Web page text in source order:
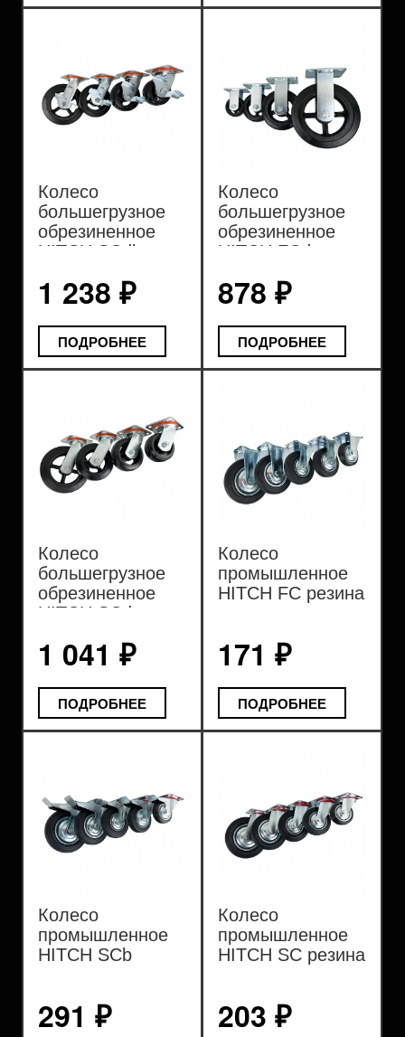
Колесо
большегрузное
обрезиненное
HITCH SCdb
1 238 ₽
ПОДРОБНЕЕ
Колесо
большегрузное
обрезиненное
HITCH FCd
878 ₽
ПОДРОБНЕЕ
Колесо
большегрузное
обрезиненное
HITCH SCd
1 041 ₽
ПОДРОБНЕЕ
Колесо
промышленное
HITCH FC резина
171 ₽
ПОДРОБНЕЕ
Колесо
промышленное
HITCH SCb
291 ₽
Колесо
промышленное
HITCH SC резина
203 ₽